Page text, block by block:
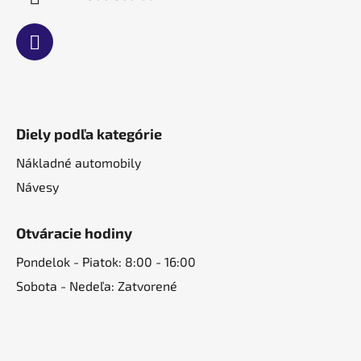
Diely podľa kategórie
Nákladné automobily
Návesy
Otváracie hodiny
Pondelok - Piatok: 8:00 - 16:00
Sobota - Nedeľa: Zatvorené